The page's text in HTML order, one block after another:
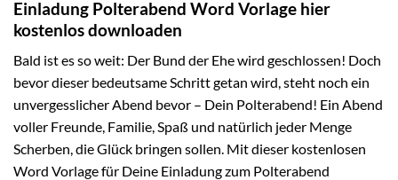
Einladung Polterabend Word Vorlage hier
kostenlos downloaden
Bald ist es so weit: Der Bund der Ehe wird geschlossen! Doch
bevor dieser bedeutsame Schritt getan wird, steht noch ein
unvergesslicher Abend bevor – Dein Polterabend! Ein Abend
voller Freunde, Familie, Spaß und natürlich jeder Menge
Scherben, die Glück bringen sollen. Mit dieser kostenlosen
Word Vorlage für Deine Einladung zum Polterabend